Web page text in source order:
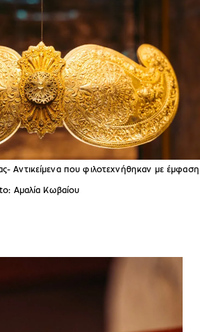
Αντικείμενα που φιλοτεχνήθηκαν με έμφαση
Αμαλία Κωβαίου